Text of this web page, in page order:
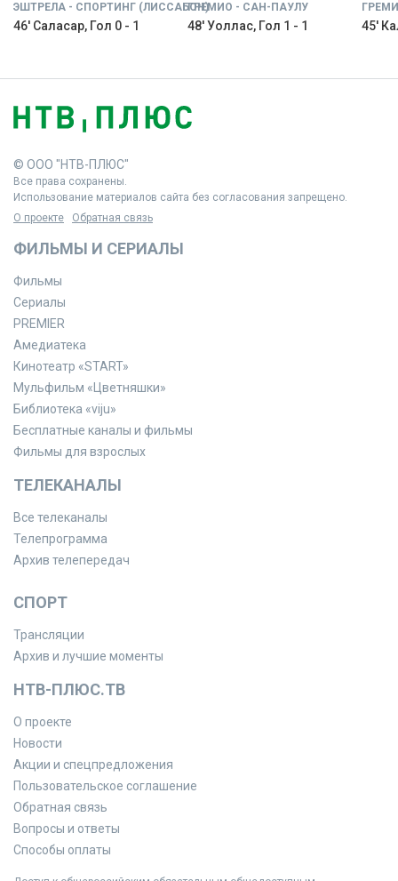
ЭШТРЕЛА - СПОРТИНГ (ЛИССАБОН)
46' Саласар, Гол 0 - 1
ГРЕМИО - САН-ПАУЛУ
48' Уоллас, Гол 1 - 1 45'
© ООО "НТВ-ПЛЮС"
Все права сохранены.
Использование материалов сайта без согласования запрещено.
О проекте
Обратная связь
ФИЛЬМЫ И СЕРИАЛЫ
Фильмы
Сериалы
PREMIER
Амедиатека
Кинотеатр «START»
Мульфильм «Цветняшки»
Библиотека «viju»
Бесплатные каналы и фильмы
Фильмы для взрослых
ТЕЛЕКАНАЛЫ
Все телеканалы
Телепрограмма
Архив телепередач
СПОРТ
Трансляции
Архив и лучшие моменты
НТВ-ПЛЮС.ТВ
О проекте
Новости
Акции и спецпредложения
Пользовательское соглашение
Обратная связь
Вопросы и ответы
Способы оплаты